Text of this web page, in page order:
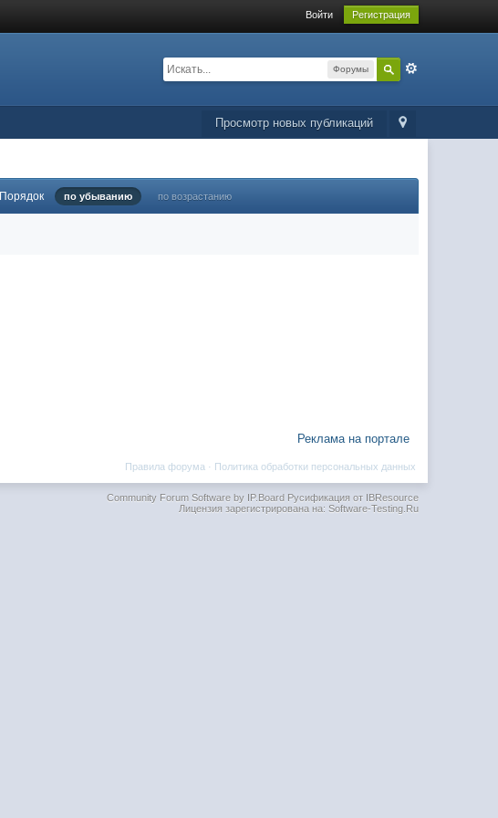
Войти Регистрация
Форумы
Просмотр новых публикаций
Порядок по убыванию по возрастанию
Реклама на портале
Политика обработки персональных данных
Правила форума ·
Community Forum Software by IP.BoardРусификация от IBResource
Лицензия зарегистрирована на: Software-Testing.Ru